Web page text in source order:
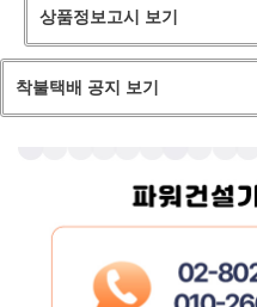
상품정보고시 보기
착불택배 공지 보기